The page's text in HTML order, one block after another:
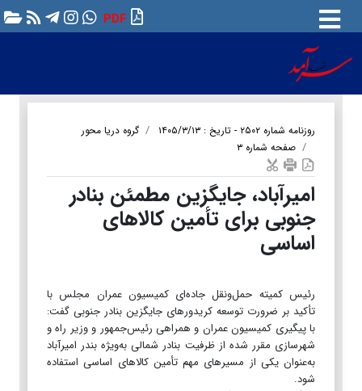
PDF
روزنامه شماره ۲۵۰۲ - تاریخ : ۱۴۰۵/۳/۱۳
گروه دریا محور
صفحه شماره ۳
امیرآباد، جایگزین مطمئن بنادر
جنوبی برای تأمین کالاهای
اساسی
رئیس کمیته حمل‌ونقل جاده‌ای کمیسیون عمران مجلس با
تأکید بر ضرورت توسعه کریدورهای جایگزین بنادر جنوبی گفت:
با پیگیری کمیسیون عمران و همراهی رئیس‌جمهور و وزیر راه و
شهرسازی مقرر شده از ظرفیت بنادر شمالی به‌ویژه بندر امیرآباد
به‌عنوان یکی از مسیرهای مهم تأمین کالاهای اساسی استفاده
شود.